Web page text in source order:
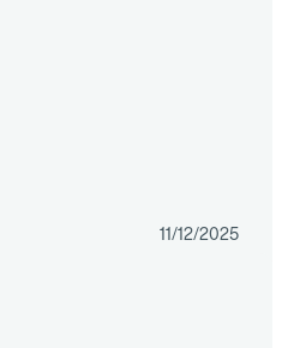
11/12/2025